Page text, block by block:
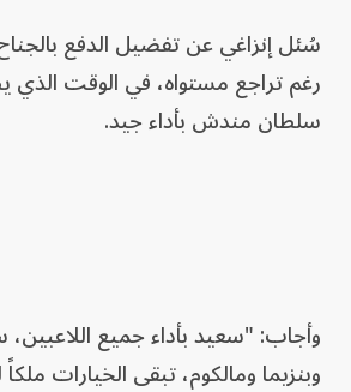
سُئل إنزاغي عن تفضيل الدفع
رغم تراجع مستواه، في الوقت الذي
سلطان مندش بأداء جيد.
وأجاب: "سعيد بأداء جميع
وبنزيما ومالكوم، تبقى الخيارات